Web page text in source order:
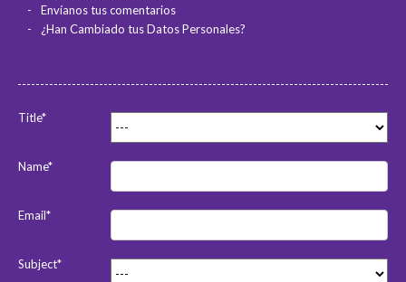
Envíanos tus comentarios
¿Han Cambiado tus Datos Personales?
Title*
Name*
Email*
Subject*